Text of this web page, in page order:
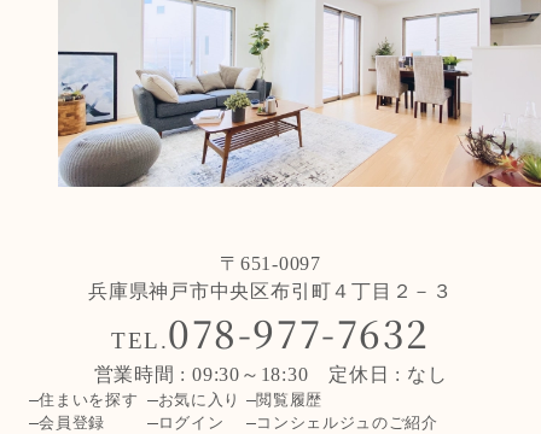
〒651-0097
兵庫県神戸市中央区布引町４丁目２－３
TEL.078-977-7632
営業時間 : 09:30～18:30 定休日 : なし
住まいを探す お気に入り
閲覧履歴
会員登録
ログイン
コンシェルジュのご紹介